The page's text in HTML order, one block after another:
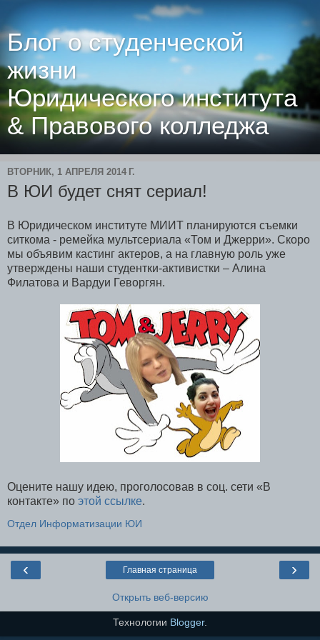
Блог о студенческой
жизни
Юридического института
& Правового колледжа
ВТОРНИК, 1 АПРЕЛЯ 2014 Г.
В ЮИ будет снят сериал!
В Юридическом институте МИИТ планируются съемки
ситкома - ремейка мультсериала «Том и Джерри». Скоро
мы объявим кастинг актеров, а на главную роль уже
утверждены наши студентки-активистки – Алина
Филатова и Вардуи Геворгян.
Оцените нашу идею, проголосовав в соц. сети «В
контакте» по этой ссылке.
Отдел Информатизации ЮИ
‹ ›
Главная страница
Открыть веб-версию
Технологии Blogger.